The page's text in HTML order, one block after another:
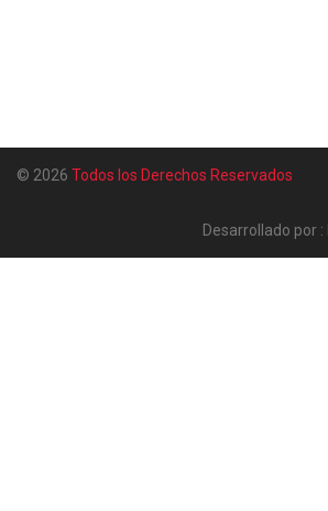
© 2026 Todos los Derechos Reservados
Desarrollado por :